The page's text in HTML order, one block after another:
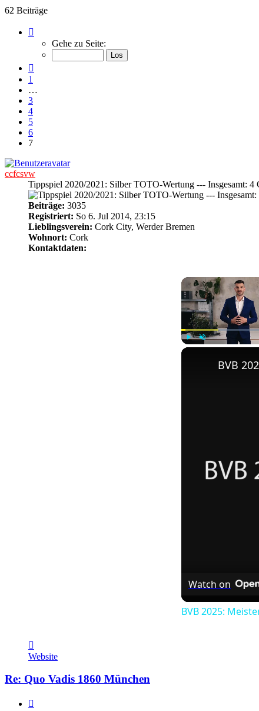
62 Beiträge
von
Gehe zu Seite:
1
…
3
4
5
6
7
ccfcsvw
Tippspiel 2020/2021: Silber TOTO-Wertung --- Insgesamt: 4
Beiträge: 3035
Registriert: So 6. Jul 2014, 23:15
Lieblingsverein: Cork City, Werder Bremen
Wohnort: Cork
Kontaktdaten:
BVB
Watch on
BVB 2025:
von
ccfcsvw
Website
Re: Quo Vadis 1860 München